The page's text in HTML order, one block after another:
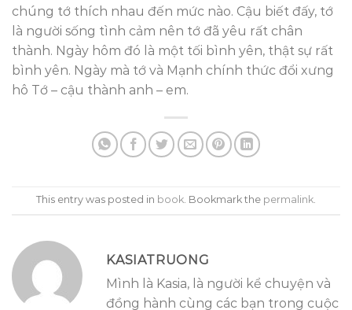
chúng tớ thích nhau đến mức nào. Cậu biết đấy, tớ
là người sống tình cảm nên tớ đã yêu rất chân
thành. Ngày hôm đó là một tối bình yên, thật sự rất
bình yên. Ngày mà tớ và Mạnh chính thức đổi xưng
hô Tớ – cậu thành anh – em.
This entry was posted in book. Bookmark the permalink.
KASIATRUONG
Mình là Kasia, là người kể chuyện và
đồng hành cùng các bạn trong cuộc